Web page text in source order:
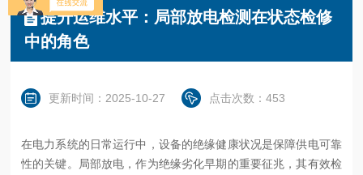
提升运维水平：局部放电检测在状态检修
中的角色
更新时间：2025-10-27 点击次数：453
在电力系统的日常运行中，设备的绝缘健康状况是保障供电可靠
性的关键。局部放电，作为绝缘劣化早期的重要征兆，其有效检